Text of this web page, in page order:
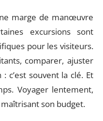
marge de manœuvre
excursions sont
pour les visiteurs.
comparer, ajuster
c’est souvent la clé. Et
Voyager lentement,
son budget.